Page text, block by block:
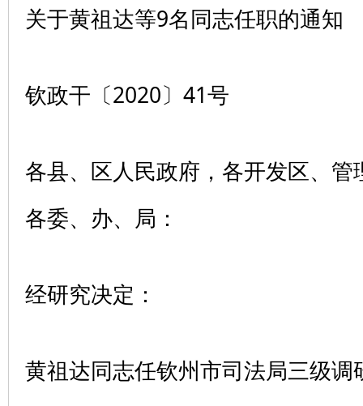
关于黄祖达等9名同志任职的通知
钦政干〔2020〕41号
各县、区人民政府，各开发区、管
各委、办、局：
经研究决定：
黄祖达同志任钦州市司法局三级调